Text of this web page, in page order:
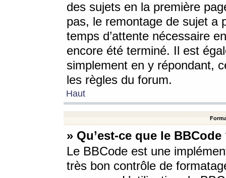
des sujets en la première
pas, le remontage de sujet a
temps d’attente nécessaire
encore été terminé. Il est
simplement en y répondant,
les règles du forum.
Haut
» Qu’est-ce que le BBCode
Le BBCode est une
très bon contrôle de